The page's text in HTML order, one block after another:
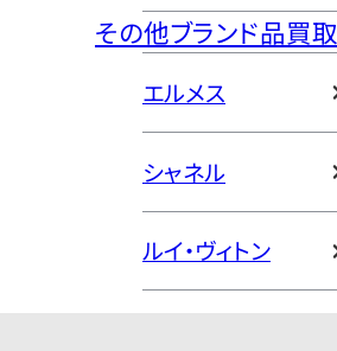
その他ブランド品買取
エルメス
シャネル
ルイ・ヴィトン